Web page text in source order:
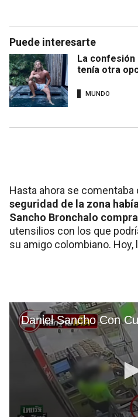
Puede interesarte
La confesión
tenía otra
MUNDO
Hasta ahora se comentaba
seguridad de la zona
Sancho Bronchalo
utensilios con los que
su amigo colombiano. Hoy,